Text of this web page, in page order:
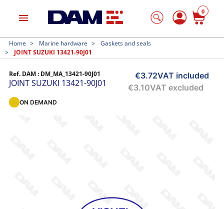
menu
0
Home Marine hardware
Gaskets and seals
JOINT SUZUKI 13421-90J01
Ref. DAM : DM_MA_13421-90J01
JOINT SUZUKI 13421-90J01
€3.72VAT included
€3.10VAT excluded
ON DEMAND